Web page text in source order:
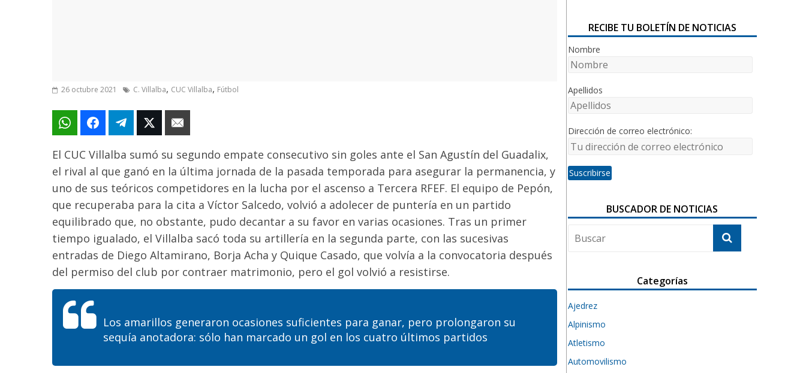
26 octubre 2021 C. Villalba, CUC Villalba, Fútbol
El CUC Villalba sumó su segundo empate consecutivo sin goles ante el San Agustín del Guadalix,
el rival al que ganó en la última jornada de la pasada temporada para asegurar la permanencia, y
uno de sus teóricos competidores en la lucha por el ascenso a Tercera RFEF. El equipo de Pepón,
que recuperaba para la cita a Víctor Salcedo, volvió a adolecer de puntería en un partido
equilibrado que, no obstante, pudo decantar a su favor en varias ocasiones. Tras un primer
tiempo igualado, el Villalba sacó toda su artillería en la segunda parte, con las sucesivas
entradas de Diego Altamirano, Borja Acha y Quique Casado, que volvía a la convocatoria después
del permiso del club por contraer matrimonio, pero el gol volvió a resistirse.
Los amarillos generaron ocasiones suficientes para ganar, pero prolongaron su
sequía anotadora: sólo han marcado un gol en los cuatro últimos partidos
RECIBE TU BOLETÍN DE NOTICIAS
Nombre
Apellidos
Dirección de correo electrónico:
BUSCADOR DE NOTICIAS
Categorías
Ajedrez
Alpinismo
Atletismo
Automovilismo